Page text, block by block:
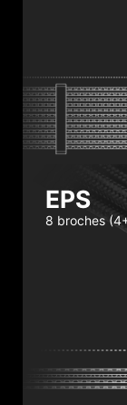
EPS
8 broches